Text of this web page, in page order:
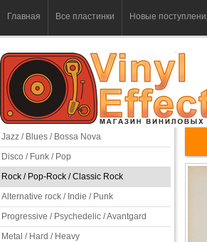
Главная Все пластинки Новые
Jazz / Blues / Bossa Nova
Disco / Funk / Pop
Rock / Pop-Rock / Classic Rock
Alternative rock / Indie / Punk
Progressive / Psychedelic / Avantgard
Metal / Hard / Heavy